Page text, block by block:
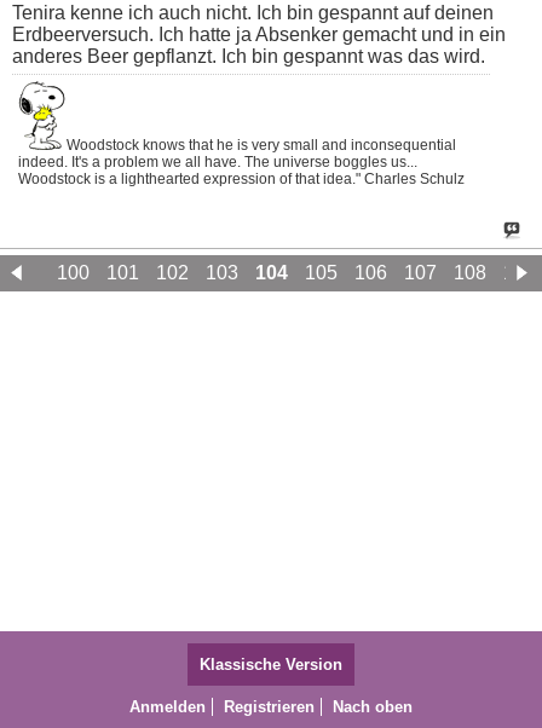
Tenira kenne ich auch nicht. Ich bin gespannt auf deinen
Erdbeerversuch. Ich hatte ja Absenker gemacht und in ein
anderes Beer gepflanzt. Ich bin gespannt was das wird.
Woodstock knows that he is very small and inconsequential
indeed. It's a problem we all have. The universe boggles us...
Woodstock is a lighthearted expression of that idea." Charles Schulz
99 100 101 102 103 104 105 106 107 108 109
Klassische Version
Anmelden Registrieren Nach oben